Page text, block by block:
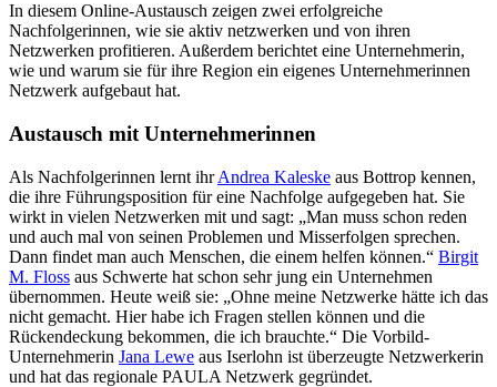
In diesem Online-Austausch zeigen zwei erfolgreiche
Nachfolgerinnen, wie sie aktiv netzwerken und von ihren
Netzwerken profitieren. Außerdem berichtet eine Unternehmerin,
wie und warum sie für ihre Region ein eigenes Unternehmerinnen
Netzwerk aufgebaut hat.
Austausch mit Unternehmerinnen
Als Nachfolgerinnen lernt ihrAndrea Kaleske aus Bottrop kennen,
die ihre Führungsposition für eine Nachfolge aufgegeben hat. Sie
wirkt in vielen Netzwerken mit und sagt: „Man muss schon reden
und auch mal von seinen Problemen und Misserfolgen sprechen.
Dann findet man auch Menschen, die einem helfen können.“ Birgit
M. Floss aus Schwerte hat schon sehr jung ein Unternehmen
übernommen. Heute weiß sie: „Ohne meine Netzwerke hätte ich das
nicht gemacht. Hier habe ich Fragen stellen können und die
Rückendeckung bekommen, die ich brauchte.“ Die Vorbild-
Unternehmerin Jana Lewe aus Iserlohn ist überzeugte Netzwerkerin
und hat das regionale PAULA Netzwerk gegründet.